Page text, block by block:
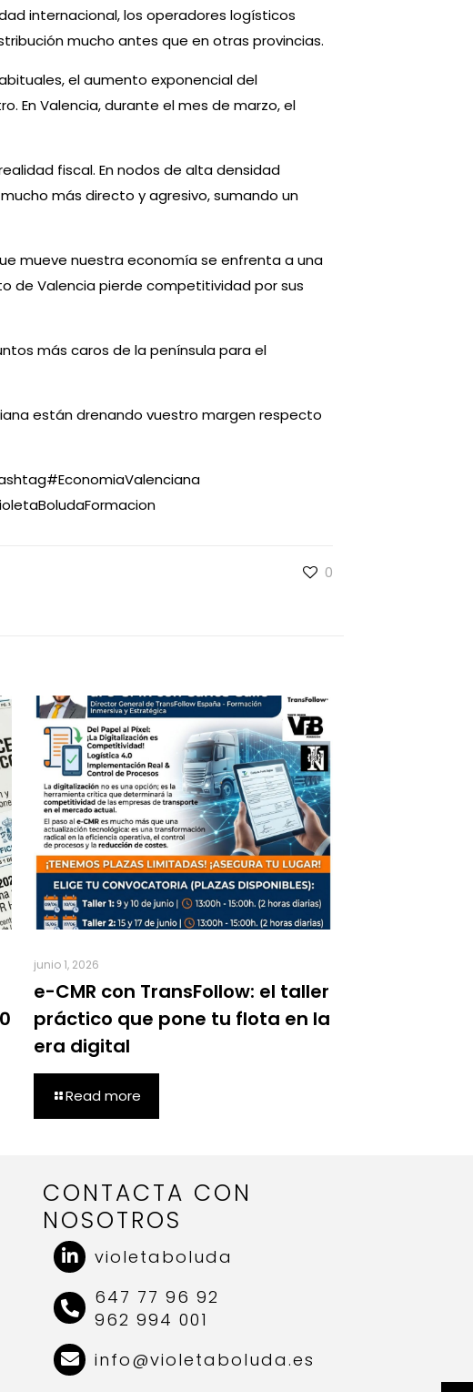
internacional, los operadores logísticos
mucho antes que en otras provincias.
el aumento exponencial del
En Valencia, durante el mes de marzo, el
fiscal. En nodos de alta densidad
más directo y agresivo, sumando un
mueve nuestra economía se enfrenta a una
de Valencia pierde competitividad por sus
más caros de la península para el
están drenando vuestro margen respecto
#EconomiaValenciana
0
junio 1, 2026
e-CMR con TransFollow: el taller
práctico que pone tu flota en la
era digital
Read more
CONTACTA CON
NOSOTROS
violetaboluda
647 77 96 92
962 994 001
info@violetaboluda.es